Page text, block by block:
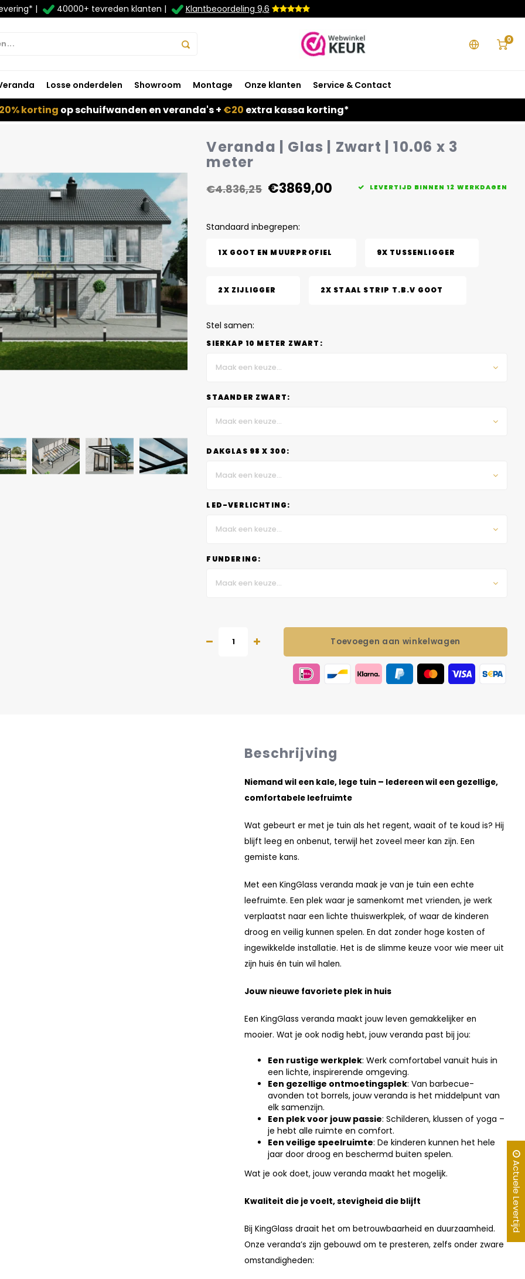
| 40000+ tevreden klanten | Klantbeoordeling 9,6
0
Losse onderdelen Showroom Montage Onze klanten Service & Contact
korting op schuifwanden en veranda's + €20 extra kassa korting*
Veranda | Glas | Zwart | 10.06 x 3
meter
€4.836,25 €3869,00 LEVERTIJD BINNEN 12 WERKDAGEN
Standaard inbegrepen:
1X GOOT EN MUURPROFIEL 9X TUSSENLIGGER
2X ZIJLIGGER 2X STAAL STRIP T.B.V GOOT
Stel samen:
SIERKAP 10 METER ZWART:
Maak een keuze...
STAANDER ZWART:
Maak een keuze...
DAKGLAS 98 X 300:
Maak een keuze...
LED-VERLICHTING:
Maak een keuze...
FUNDERING:
Maak een keuze...
Toevoegen aan winkelwagen
Beschrijving
Niemand wil een kale, lege tuin – Iedereen wil een gezellige,
comfortabele leefruimte
Wat gebeurt er met je tuin als het regent, waait of te koud is? Hij
blijft leeg en onbenut, terwijl het zoveel meer kan zijn. Een
gemiste kans.
Met een KingGlass veranda maak je van je tuin een echte
leefruimte. Een plek waar je samenkomt met vrienden, je werk
verplaatst naar een lichte thuiswerkplek, of waar de kinderen
droog en veilig kunnen spelen. En dat zonder hoge kosten of
ingewikkelde installatie. Het is de slimme keuze voor wie meer uit
zijn huis én tuin wil halen.
Jouw nieuwe favoriete plek in huis
Een KingGlass veranda maakt jouw leven gemakkelijker en
mooier. Wat je ook nodig hebt, jouw veranda past bij jou:
Een rustige werkplek: Werk comfortabel vanuit huis in
een lichte, inspirerende omgeving.
Een gezellige ontmoetingsplek: Van barbecue-
avonden tot borrels, jouw veranda is het middelpunt van
elk samenzijn.
Een plek voor jouw passie: Schilderen, klussen of yoga –
je hebt alle ruimte en comfort.
Een veilige speelruimte: De kinderen kunnen het hele
jaar door droog en beschermd buiten spelen.
Wat je ook doet, jouw veranda maakt het mogelijk.
Kwaliteit die je voelt, stevigheid die blijft
Bij KingGlass draait het om betrouwbaarheid en duurzaamheid.
Onze veranda’s zijn gebouwd om te presteren, zelfs onder zware
omstandigheden:
Actuele Levertijd